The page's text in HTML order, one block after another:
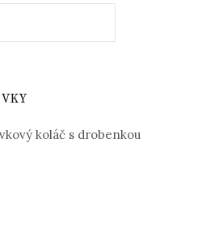
koláč s drobenkou